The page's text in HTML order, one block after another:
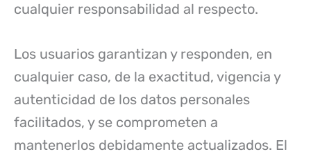
cualquier responsabilidad al respecto.
Los usuarios garantizan y responden, en
cualquier caso, de la exactitud, vigencia y
autenticidad de los datos personales
facilitados, y se comprometen a
mantenerlos debidamente actualizados. El